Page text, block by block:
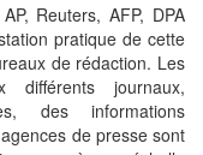
Reuters, AFP, DPA
pratique de cette
de rédaction. Les
différents journaux,
des informations
de presse sont